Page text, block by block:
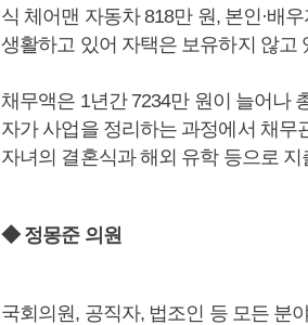
식 체어맨 자동차 818만 원, 본인·배
생활하고 있어 자택은 보유하지 않고
채무액은 1년간 7234만 원이 늘어나
자가 사업을 정리하는 과정에서 채무
자녀의 결혼식과 해외 유학 등으로
◆ 정몽준 의원
국회의원, 공직자, 법조인 등 모든 분